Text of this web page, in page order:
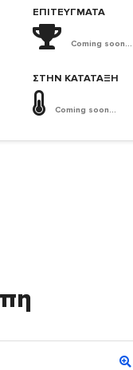
ΕΠΙΤΕΎΓΜΑΤΑ
Coming soon...
ΣΤΗΝ ΚΑΤΆΤΑΞΗ
Coming soon...